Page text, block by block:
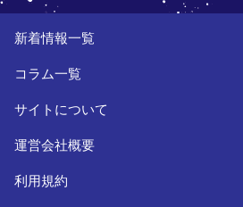
新着情報一覧
コラム一覧
サイトについて
運営会社概要
利用規約